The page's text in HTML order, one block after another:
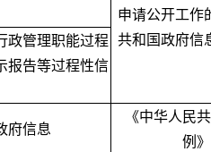
申请公开工作
共和国政府信
政管理职能过程
报告等过程性信
府信息
《中华人民
例